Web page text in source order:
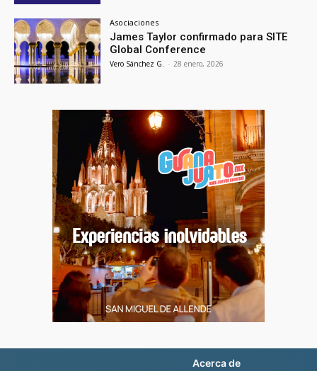
Asociaciones
James Taylor confirmado para SITE
Global Conference
Vero Sánchez G. - 28 enero, 2026
Acerca de